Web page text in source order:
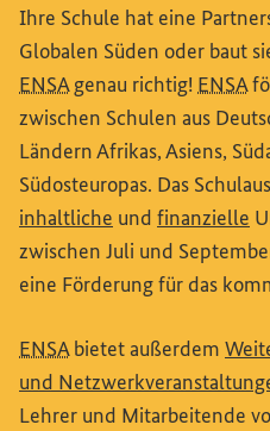
Ihre Schule hat eine
Globalen Süden oder baut
ENSAgenau richtig! ENSA
zwischen Schulen aus
Ländern Afrikas, Asiens,
Südosteuropas. Das
inhaltliche (Externer Link)
und finanzielle
zwischen Juli und
eine Förderung für das
ENSAbietet außerdem
und
Lehrer und Mitarbeitende